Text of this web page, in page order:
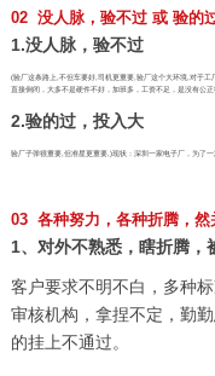
02 没人脉，验不过 或 验的
1.没人脉，验不过
(验厂这条路上,不但车要好,司机更重要,验厂这个大环境,对于
直接倒闭，大多不是硬件不好，加班多，工资不足，是没有公正
2.验的过，投入大
验厂子弹很重要,但准星更重要,)现状：深圳一家电子厂，为了
03 各种努力，各种折腾，然
1、对外不熟悉，瞎折腾，
客户要求不明不白，多种
审核机构，拿捏不定，勤
的挂上不通过。